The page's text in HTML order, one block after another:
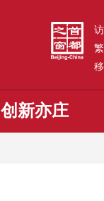
创新亦庄